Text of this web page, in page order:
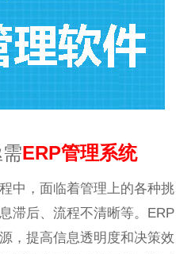
ERP管理系统
中，面临着管理上的各种挑
滞后、流程不清晰等。ERP
，提高信息透明度和决策效